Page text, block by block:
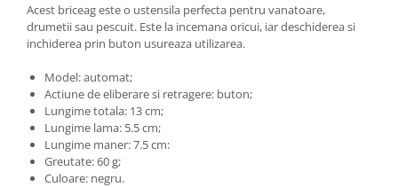
Acest briceag este o ustensila perfecta pentru vanatoare,
drumetii sau pescuit. Este la incemana oricui, iar deschiderea si
inchiderea prin buton usureaza utilizarea.
Model: automat;
Actiune de eliberare si retragere: buton;
Lungime totala: 13 cm;
Lungime lama: 5.5 cm;
Lungime maner: 7.5 cm:
Greutate: 60 g;
Culoare: negru.